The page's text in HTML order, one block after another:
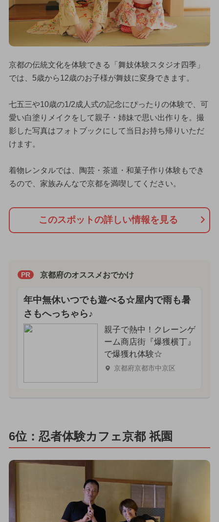
京都の伝統文化を体験できる「舞妓体験スタジオ四季」
では、5歳から12歳のお子様が舞妓に変身できます。
七五三や10歳の1/2成人式の記念にぴったりの体験で、可
愛い白塗りメイクをして親子・姉妹で思い出作りを。撮
影した写真はフォトブックにして当日お持ち帰りいただ
けます。
着物レンタルでは、陶芸・茶道・和菓子作り体験もでき
るので、家族みんなで京都を満喫してください。
このスポットの詳しい情報を見る
PR 京都府のオススメおでかけ
年中無休いつでも遊べる☆屋内で雨も暑
さもへっちゃら♪
親子で熱中！クレーンゲ
ーム商店街『爆獲横丁』
で爆獲れ体験☆
京都府京都市中京区
6位：忍者体験カフェ京都 祇園